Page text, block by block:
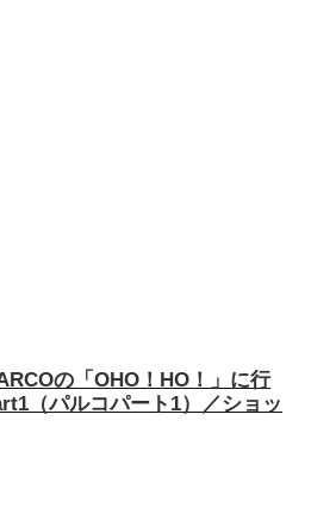
の「OHO！HO！」に行
（パルコパート1）／ショッ